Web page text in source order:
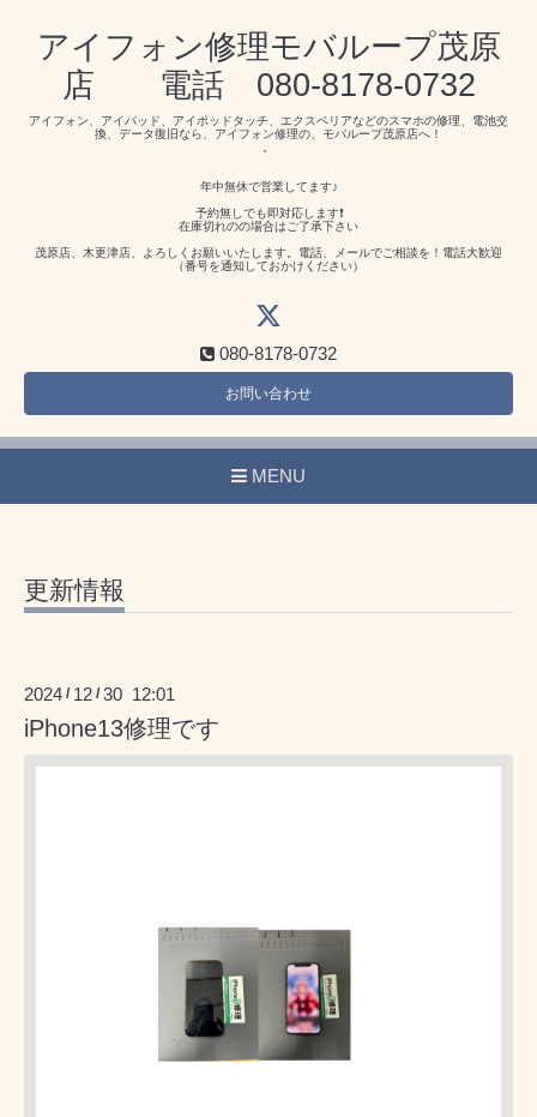
アイフォン修理モバループ茂原
店 電話 080-8178-0732
アイフォン、アイパッド、アイポッドタッチ、エクスペリアなどのスマホの修理、電池交
換、データ復旧なら、アイフォン修理の、モバループ茂原店へ！
年中無休で営業してます♪
予約無しでも即対応します❗️
在庫切れのの場合はご了承下さい
茂原店、木更津店、よろしくお願いいたします。電話、メールでご相談を！電話大歓迎
（番号を通知しておかけください）
080-8178-0732
お問い合わせ
MENU
更新情報
2024 / 12 /30 12:01
iPhone13修理です